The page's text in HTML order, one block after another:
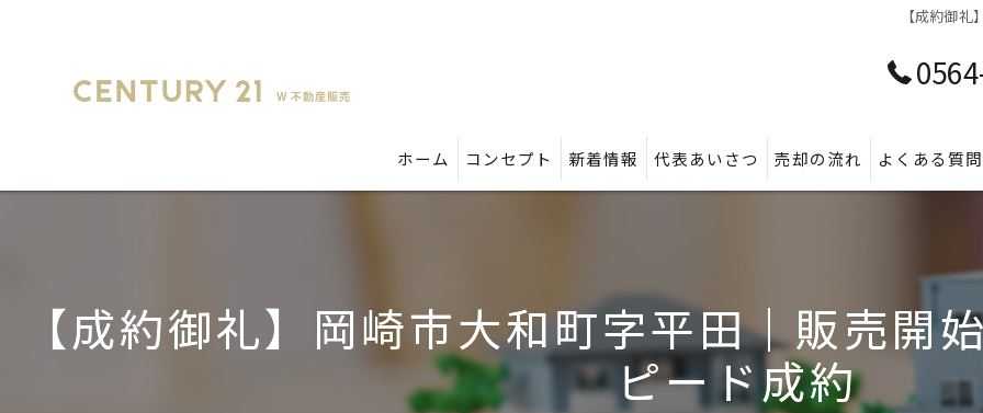
【成約御
ホーム コンセプト 新着情報 代表あいさつ 売却の流れ よくある質問
【成約御礼】岡崎市大和町字平田｜販売開
ピード成約